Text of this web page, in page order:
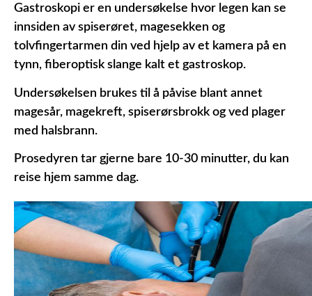
Gastroskopi er en undersøkelse hvor legen kan se
innsiden av spiserøret, magesekken og
tolvfingertarmen din ved hjelp av et kamera på en
tynn, fiberoptisk slange kalt et gastroskop.
Undersøkelsen brukes til å påvise blant annet
magesår, magekreft, spiserørsbrokk og ved plager
med halsbrann.
Prosedyren tar gjerne bare 10-30 minutter, du kan
reise hjem samme dag.